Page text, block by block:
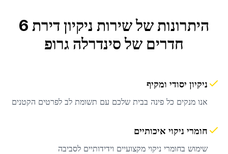
היתרונות של שירות
ניקיון דירת 6
חדרים של סינדרלה גרופ
ניקיון יסודי ומקיף
אנו מנקים כל פינה בבית שלכם עם תשומת לב לפרטים הקטנים
חומרי ניקוי איכותיים
שימוש בחומרי ניקוי מקצועיים וידידותיים לסביבה